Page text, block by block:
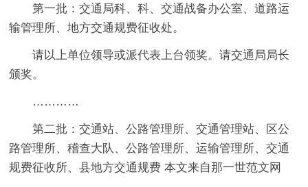
第一批：交通局科、科、交通战备办公室、道路运
输管理所、地方交通规费征收处。
请以上单位领导或派代表上台领奖。请交通局局长
颁奖。
…………
第二批：交通站、公路管理所、交通管理站、区公
路管理所、稽查大队、公路管理所、运输管理所、交通
规费征收所、县地方交通规费 本文来自那一世范文网